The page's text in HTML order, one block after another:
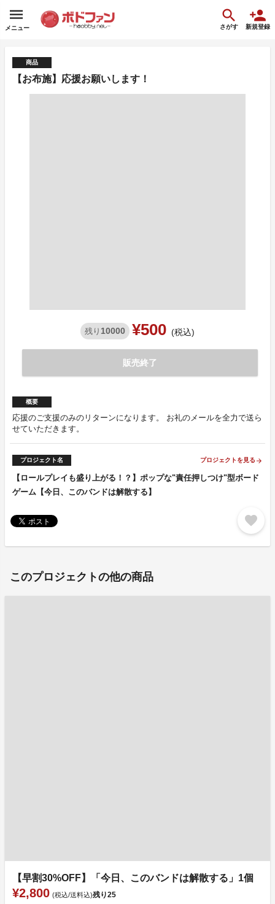
メニュー さがす 新規登録
商品
【お布施】応援お願いします！
残り 10000 ¥500 (税込)
販売終了
概要
応援のご支援のみのリターンになります。 お礼のメールを全力で送ら
せていただきます。
プロジェクト名 プロジェクトを見る arrow_forward
【ロールプレイも盛り上がる！？】ポップな"責任押しつけ"型ボード
ゲーム【今日、このバンドは解散する】
favorite
このプロジェクトの他の商品
【早割30%OFF】「今日、このバンドは解散する」1個
¥2,800 (税込/送料込)残り25